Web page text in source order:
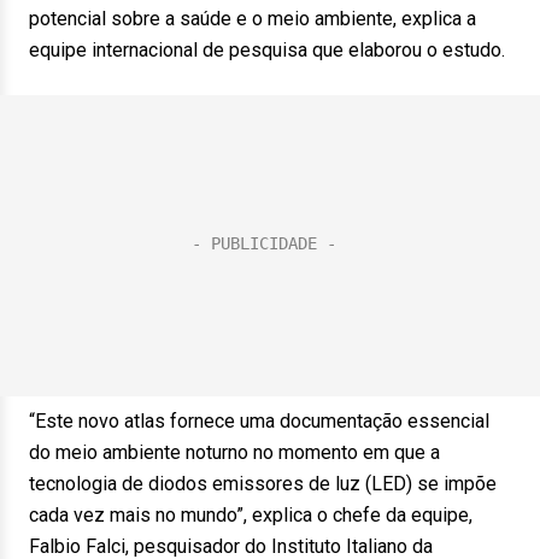
potencial sobre a saúde e o meio ambiente, explica a
equipe internacional de pesquisa que elaborou o estudo.
“Este novo atlas fornece uma documentação essencial
do meio ambiente noturno no momento em que a
tecnologia de diodos emissores de luz (LED) se impõe
cada vez mais no mundo”, explica o chefe da equipe,
Falbio Falci, pesquisador do Instituto Italiano da